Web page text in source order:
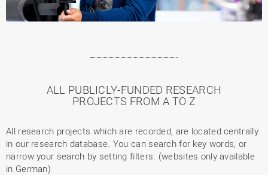
ALL PUBLICLY-FUNDED RESEARCH
PROJECTS FROM A TO Z
All research projects which are recorded, are located centrally
in our research database. You can search for key words, or
narrow your search by setting filters. (websites only available
in German)